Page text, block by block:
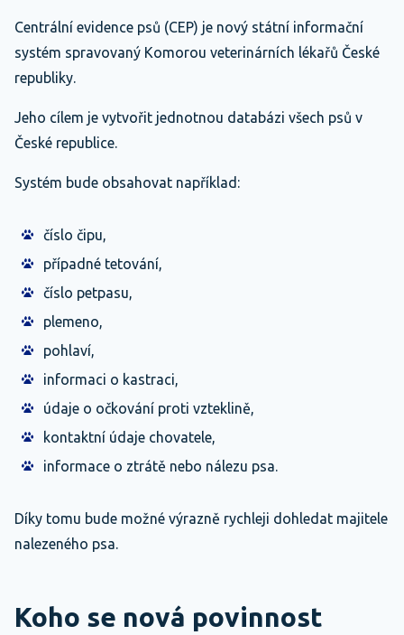
Centrální evidence psů (CEP) je nový státní informační
systém spravovaný Komorou veterinárních lékařů České
republiky.
Jeho cílem je vytvořit jednotnou databázi všech psů v
České republice.
Systém bude obsahovat například:
číslo čipu,
případné tetování,
číslo petpasu,
plemeno,
pohlaví,
informaci o kastraci,
údaje o očkování proti vzteklině,
kontaktní údaje chovatele,
informace o ztrátě nebo nálezu psa.
Díky tomu bude možné výrazně rychleji dohledat majitele
nalezeného psa.
Koho se nová povinnost